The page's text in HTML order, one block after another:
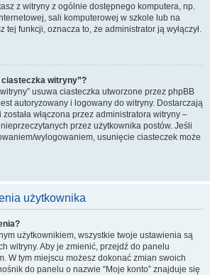
z witryny z ogólnie dostępnego komputera, np.
sali komputerowej w szkole lub na
tej funkcji, oznacza to, że administrator ją wyłączył.
ciasteczka witryny”?
usuwa ciasteczka utworzone przez phpBB
autoryzowany i logowany do witryny. Dostarczają
włączona przez administratora witryny –
przez użytkownika postów. Jeśli
wylogowaniem, usunięcie ciasteczek może
użytkownika
użytkownikiem, wszystkie twoje ustawienia są
witryny. Aby je zmienić, przejdź do panelu
W tym miejscu możesz dokonać zmian swoich
do panelu o nazwie “Moje konto” znajduje się